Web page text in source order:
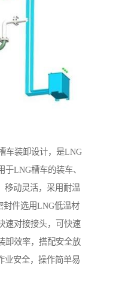
车装卸设计，是LNG
LNG槽车的装车、
移动灵活，采用耐温
件选用LNG低温材
速对接接头，可快速
卸效率，搭配安全放
业安全，操作简单易